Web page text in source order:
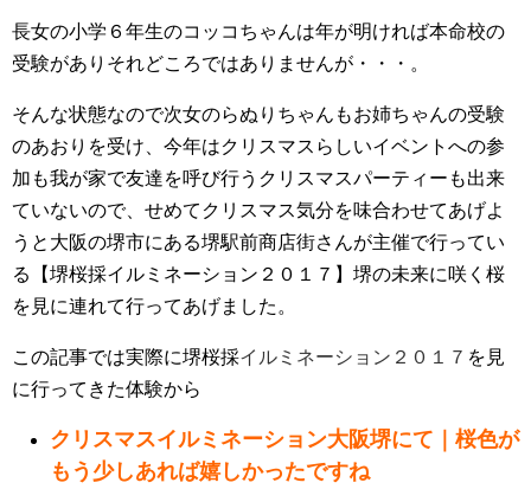
長女の小学６年生のコッコちゃんは年が明ければ本命校の
受験がありそれどころではありませんが・・・。
そんな状態なので次女のらぬりちゃんもお姉ちゃんの受験
のあおりを受け、今年はクリスマスらしいイベントへの参
加も我が家で友達を呼び行うクリスマスパーティーも出来
ていないので、せめてクリスマス気分を味合わせてあげよ
うと大阪の堺市にある堺駅前商店街さんが主催で行ってい
る【堺桜採イルミネーション２０１７】堺の未来に咲く桜
を見に連れて行ってあげました。
この記事では実際に堺桜採イルミネーション２０１７ を見
に行ってきた体験から
クリスマスイルミネーション大阪堺にて｜桜色が
もう少しあれば嬉しかったですね